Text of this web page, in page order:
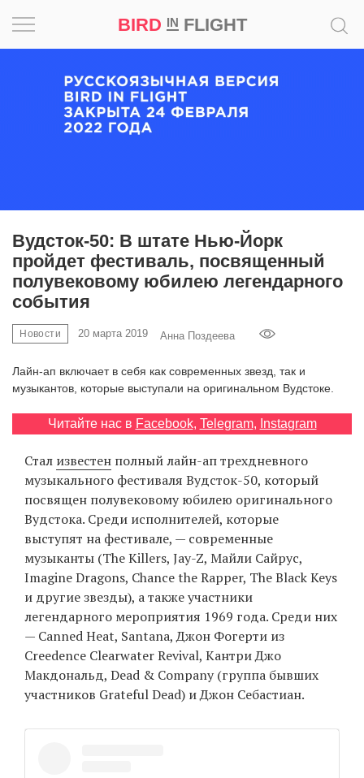
BIRD INFLIGHT
Вудсток-50: В штате Нью-Йорк
пройдет фестиваль, посвященный
полувековому юбилею легендарного
события
Новости 20 марта 2019 Анна Поздеева
Лайн-ап включает в себя как современных звезд, так и
музыкантов, которые выступали на оригинальном Вудстоке.
Читайте нас в Facebook, Telegram, Instagram
Стал известен полный лайн-ап трехдневного
музыкального фестиваля Вудсток-50, который
посвящен полувековому юбилею оригинального
Вудстока. Среди исполнителей, которые
выступят на фестивале, — современные
музыканты (The Killers, Jay-Z, Майли Сайрус,
Imagine Dragons, Chance the Rapper, The Black Keys
и другие звезды), а также участники
легендарного мероприятия 1969 года. Среди них
— Canned Heat, Santana, Джон Фогерти из
Creedence Clearwater Revival, Кантри Джо
Макдональд, Dead & Company (группа бывших
участников Grateful Dead) и Джон Себастиан.